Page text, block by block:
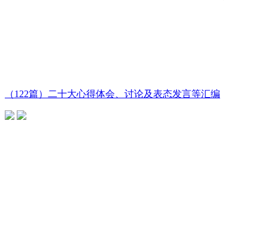
（122篇）二十大心得体会、讨论及表态发言等汇编